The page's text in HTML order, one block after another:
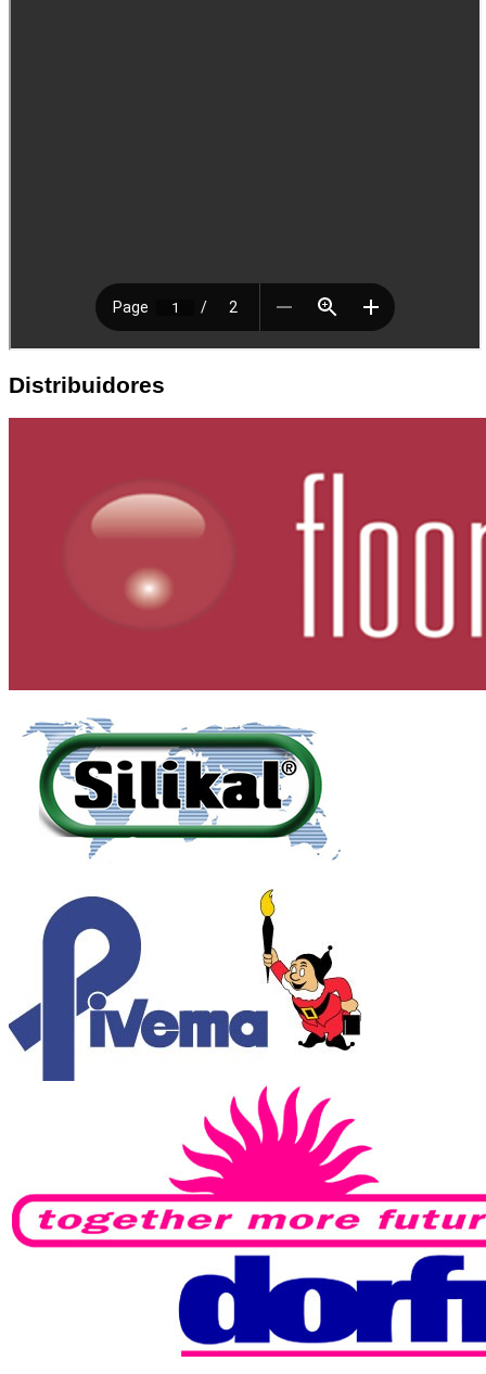
Distribuidores